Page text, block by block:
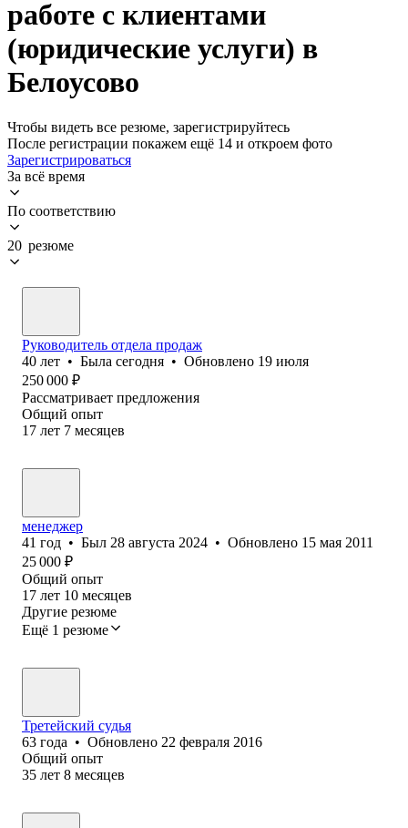
работе с клиентами
(юридические услуги) в
Белоусово
Чтобы видеть все резюме, зарегистрируйтесь
После регистрации покажем ещё 14 и откроем фото
Зарегистрироваться
За всё время
По соответствию
20 резюме
Руководитель отдела продаж
40 лет • Была сегодня • Обновлено 19 июля
250 000 ₽
Рассматривает предложения
Общий опыт
17 лет 7 месяцев
менеджер
41 год • Был 28 августа 2024 • Обновлено 15 мая 2011
25 000 ₽
Общий опыт
17 лет 10 месяцев
Другие резюме
Ещё 1 резюме
Третейский судья
63 года • Обновлено 22 февраля 2016
Общий опыт
35 лет 8 месяцев